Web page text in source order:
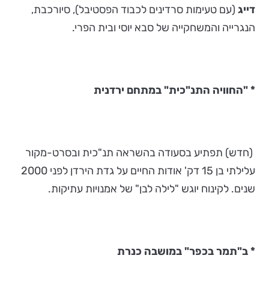
דייג (עם טעימות סרדינים לכבוד הפסטיבל), סיורכבת,
הנגרייה והמשחקייה של סבא יוסי ובית הפרי.
*"החוויה התנ"כית"במתחם ירדנית
(חדש) תפתיע בסעודה בהשראה תנ"כית ובסרט-מקור
עלילתי בן 15 דק' אודות החיים על גדת הירדן לפני 2000
שנים. לקינוח יוגש "לילה לבן" של אמנויות עתיקות.
* ב"תמר בכפר" במושבה כנרת